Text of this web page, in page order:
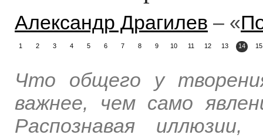
Александр Драгилев – «
1 2 3 4 5 6 7 8 9 10 11 12 13 14 15
Что общего у
важнее, чем само
Распознавая